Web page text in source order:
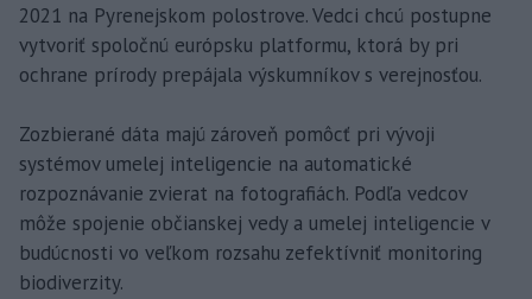
2021 na Pyrenejskom polostrove. Vedci chcú postupne
vytvoriť spoločnú európsku platformu, ktorá by pri
ochrane prírody prepájala výskumníkov s verejnosťou.
Zozbierané dáta majú zároveň pomôcť pri vývoji
systémov umelej inteligencie na automatické
rozpoznávanie zvierat na fotografiách. Podľa vedcov
môže spojenie občianskej vedy a umelej inteligencie v
budúcnosti vo veľkom rozsahu zefektívniť monitoring
biodiverzity.